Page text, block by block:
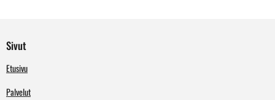
Sivut
Etusivu
Palvelut